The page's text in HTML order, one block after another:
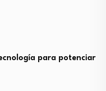
para potenciar